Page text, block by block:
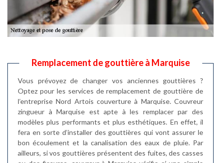
Remplacement de gouttière à Marquise
Vous prévoyez de changer vos anciennes gouttières ?
Optez pour les services de remplacement de gouttière de
l’entreprise Nord Artois couverture à Marquise. Couvreur
zingueur à Marquise est apte à les remplacer par des
modèles plus performants et plus esthétiques. En effet, il
fera en sorte d’installer des gouttières qui vont assurer le
bon écoulement et la canalisation des eaux de pluie. Par
ailleurs, si vos gouttières présentent des fuites, des casses